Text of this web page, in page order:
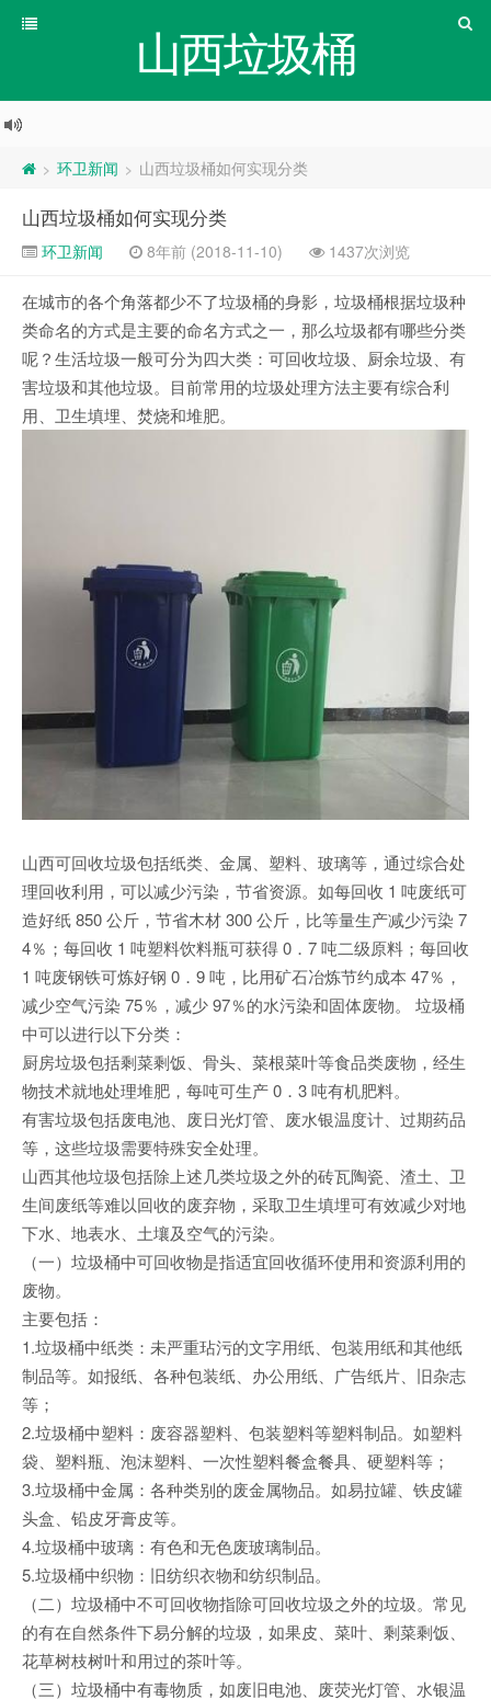
山西垃圾桶
> 环卫新闻 > 山西垃圾桶如何实现分类
山西垃圾桶如何实现分类
环卫新闻 8年前 (2018-11-10) 1437次浏览
在城市的各个角落都少不了垃圾桶的身影，垃圾桶根据垃圾种
类命名的方式是主要的命名方式之一，那么垃圾都有哪些分类
呢？生活垃圾一般可分为四大类：可回收垃圾、厨余垃圾、有
害垃圾和其他垃圾。目前常用的垃圾处理方法主要有综合利
用、卫生填埋、焚烧和堆肥。
山西可回收垃圾包括纸类、金属、塑料、玻璃等，通过综合处
理回收利用，可以减少污染，节省资源。如每回收 1 吨废纸可
造好纸 850 公斤，节省木材 300 公斤，比等量生产减少污染 7
4％；每回收 1 吨塑料饮料瓶可获得 0．7 吨二级原料；每回收
1 吨废钢铁可炼好钢 0．9 吨，比用矿石冶炼节约成本 47％，
减少空气污染 75％，减少 97％的水污染和固体废物。 垃圾桶
中可以进行以下分类：
厨房垃圾包括剩菜剩饭、骨头、菜根菜叶等食品类废物，经生
物技术就地处理堆肥，每吨可生产 0．3 吨有机肥料。
有害垃圾包括废电池、废日光灯管、废水银温度计、过期药品
等，这些垃圾需要特殊安全处理。
山西其他垃圾包括除上述几类垃圾之外的砖瓦陶瓷、渣土、卫
生间废纸等难以回收的废弃物，采取卫生填埋可有效减少对地
下水、地表水、土壤及空气的污染。
（一）垃圾桶中可回收物是指适宜回收循环使用和资源利用的
废物。
主要包括：
1.垃圾桶中纸类：未严重玷污的文字用纸、包装用纸和其他纸
制品等。如报纸、各种包装纸、办公用纸、广告纸片、旧杂志
等；
2.垃圾桶中塑料：废容器塑料、包装塑料等塑料制品。如塑料
袋、塑料瓶、泡沫塑料、一次性塑料餐盒餐具、硬塑料等；
3.垃圾桶中金属：各种类别的废金属物品。如易拉罐、铁皮罐
头盒、铅皮牙膏皮等。
4.垃圾桶中玻璃：有色和无色废玻璃制品。
5.垃圾桶中织物：旧纺织衣物和纺织制品。
（二）垃圾桶中不可回收物指除可回收垃圾之外的垃圾。常见
的有在自然条件下易分解的垃圾，如果皮、菜叶、剩菜剩饭、
花草树枝树叶和用过的茶叶等。
（三）垃圾桶中有毒物质，如废旧电池、废荧光灯管、水银温